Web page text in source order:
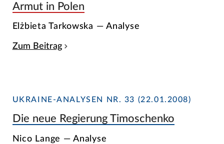
Armut in Polen
Elżbieta Tarkowska — Analyse
Zum Beitrag
UKRAINE-ANALYSEN NR. 33 (22.01.2008)
Die neue Regierung Timoschenko
Nico Lange — Analyse